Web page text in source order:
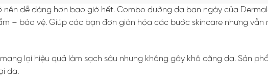
nên dễ dàng hơn bao giờ hết. Combo dưỡng da ban ngày của
– bảo vệ. Giúp các bạn đơn giản hóa các bước skincare nhưng vẫn
lại hiệu quả làm sạch sâu nhưng không gây khô căng da. Sản
da.